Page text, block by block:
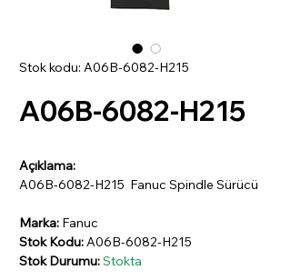
Stok kodu: A06B-6082-H215
A06B-6082-H215
Açıklama:
A06B-6082-H215 Fanuc Spindle Sürücü
Marka: Fanuc
Stok Kodu:A06B-6082-H215
Stok Durumu:Stokta